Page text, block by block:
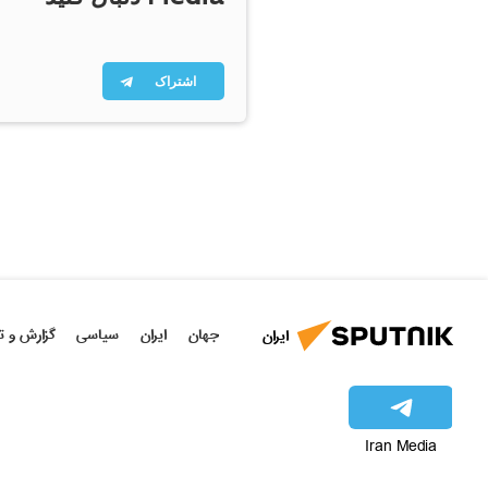
اشتراک
ایران جهان ایران سیاسی گزارش و
Iran Media